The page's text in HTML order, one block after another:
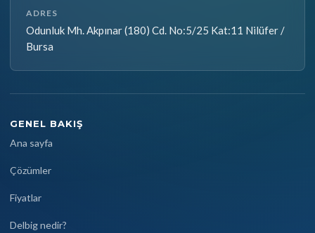
ADRES
Odunluk Mh. Akpınar (180) Cd. No:5/25 Kat:11 Nilüfer /
Bursa
GENEL BAKIŞ
Ana sayfa
Çözümler
Fiyatlar
Delbig nedir?